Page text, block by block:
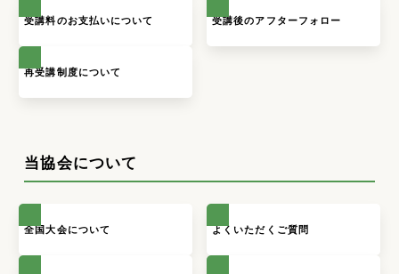
受講料のお支払いについて 受講後のアフターフォロー
再受講制度について
当協会について
全国大会について よくいただくご質問